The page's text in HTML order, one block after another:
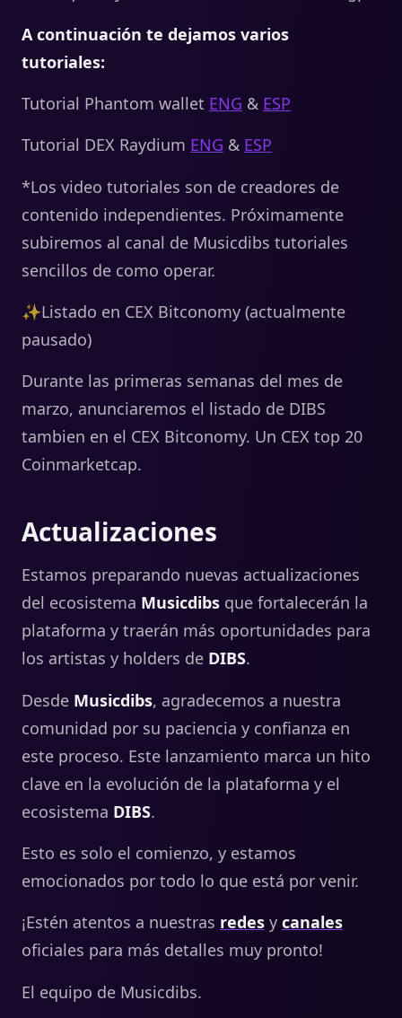
A continuación te dejamos varios
tutoriales:
Tutorial Phantom wallet ENG & ESP
Tutorial DEX Raydium ENG & ESP
*Los video tutoriales son de creadores de
contenido independientes. Próximamente
subiremos al canal de Musicdibs tutoriales
sencillos de como operar.
✨Listado en CEX Bitconomy (actualmente
pausado)
Durante las primeras semanas del mes de
marzo, anunciaremos el listado de DIBS
tambien en el CEX Bitconomy. Un CEX top 20
Coinmarketcap.
Actualizaciones
Estamos preparando nuevas actualizaciones
del ecosistema Musicdibs que fortalecerán la
plataforma y traerán más oportunidades para
los artistas y holders de DIBS.
Desde Musicdibs, agradecemos a nuestra
comunidad por su paciencia y confianza en
este proceso. Este lanzamiento marca un hito
clave en la evolución de la plataforma y el
ecosistema DIBS.
Esto es solo el comienzo, y estamos
emocionados por todo lo que está por venir.
¡Estén atentos a nuestras redes y canales
oficiales para más detalles muy pronto!
El equipo de Musicdibs.